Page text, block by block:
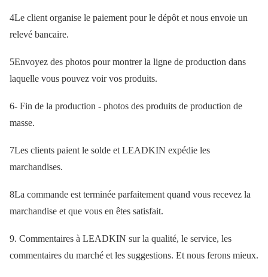
4Le client organise le paiement pour le dépôt et nous envoie un
relevé bancaire.
5Envoyez des photos pour montrer la ligne de production dans
laquelle vous pouvez voir vos produits.
6- Fin de la production - photos des produits de production de
masse.
7Les clients paient le solde et LEADKIN expédie les
marchandises.
8La commande est terminée parfaitement quand vous recevez la
marchandise et que vous en êtes satisfait.
9. Commentaires à LEADKIN sur la qualité, le service, les
commentaires du marché et les suggestions. Et nous ferons mieux.